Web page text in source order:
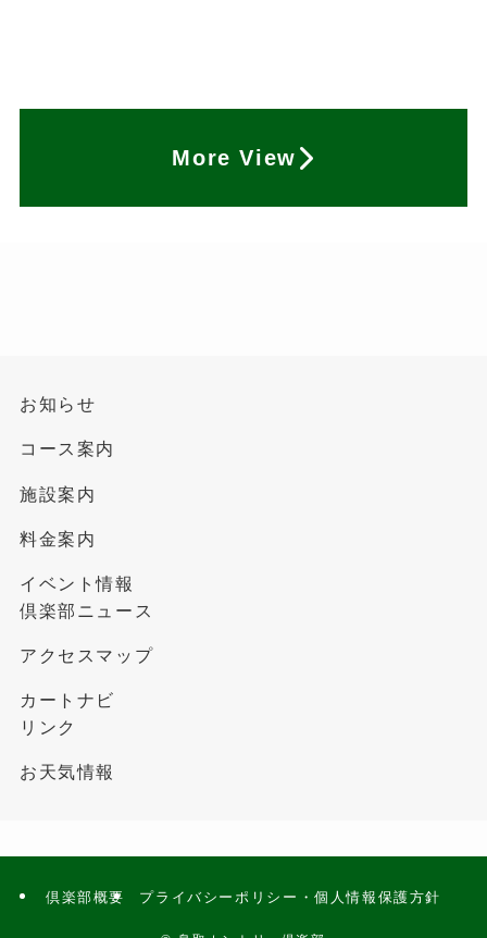
More View
お知らせ
コース案内
施設案内
料金案内
イベント情報
倶楽部ニュース
アクセスマップ
カートナビ
リンク
お天気情報
倶楽部概要 プライバシーポリシー・個人情報保護方針